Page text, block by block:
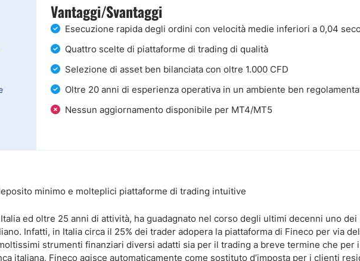
Vantaggi/Svantaggi
Esecuzione rapida degli ordini con velocità medie inferiori a 0,04
Quattro scelte di piattaforme di trading di qualità
Selezione di asset ben bilanciata con oltre 1.000 CFD
Oltre 20 anni di esperienza operativa in un ambiente ben
Nessun aggiornamento disponibile per MT4/MT5
minimo e molteplici piattaforme di trading intuitive
ed oltre 25 anni di attività, ha guadagnato nel corso degli ultimi decenni uno
Infatti, in Italia circa il 25% dei trader adopera la piattaforma di Fineco per via
strumenti finanziari diversi adatti sia per il trading a breve termine che per
italiana, Fineco agisce automaticamente come sostituto d’imposta per i clienti